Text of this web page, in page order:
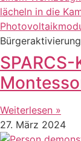
Bürgeraktivierung
Weiterlesen »
27. März 2024